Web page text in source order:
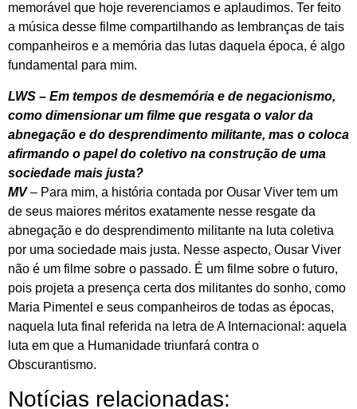
memorável que hoje reverenciamos e aplaudimos. Ter feito
a música desse filme compartilhando as lembranças de tais
companheiros e a memória das lutas daquela época, é algo
fundamental para mim.
LWS – Em tempos de desmemória e de negacionismo,
como dimensionar um filme que resgata o valor da
abnegação e do desprendimento militante, mas o coloca
afirmando o papel do coletivo na construção de uma
sociedade mais justa?
MV – Para mim, a história contada por Ousar Viver tem um
de seus maiores méritos exatamente nesse resgate da
abnegação e do desprendimento militante na luta coletiva
por uma sociedade mais justa. Nesse aspecto, Ousar Viver
não é um filme sobre o passado. É um filme sobre o futuro,
pois projeta a presença certa dos militantes do sonho, como
Maria Pimentel e seus companheiros de todas as épocas,
naquela luta final referida na letra de A Internacional: aquela
luta em que a Humanidade triunfará contra o
Obscurantismo.
Notícias relacionadas: